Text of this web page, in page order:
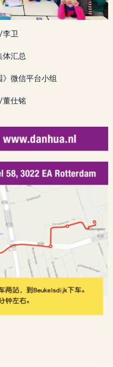
李卫
体汇总
微信平台小组
董仕铭